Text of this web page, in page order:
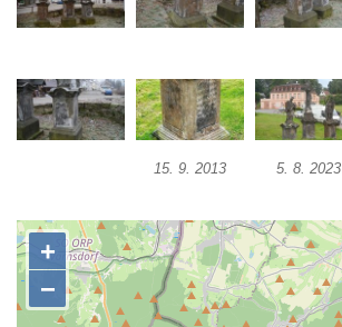
Sadech v Českých Budějovicích
Českých Budějovicích
Památník Otokara Mokrého v parku Na
Socha Civilizovaní na Husově třídě v
Českých Budějovicích
Socha svatého Jana Nepomuckého Na
15. 9. 2013 5. 8. 2023